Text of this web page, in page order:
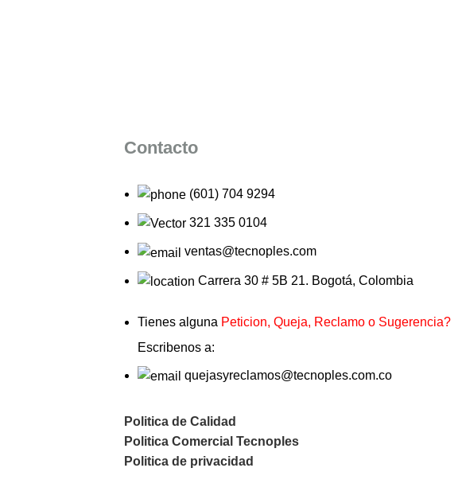
Contacto
(601) 704 9294
321 335 0104
ventas@tecnoples.com
Carrera 30 # 5B 21. Bogotá, Colombia
Tienes alguna Peticion, Queja, Reclamo o Sugerencia?
Escribenos a:
quejasyreclamos@tecnoples.com.co
Politica de Calidad
Politica Comercial Tecnoples
Politica de privacidad